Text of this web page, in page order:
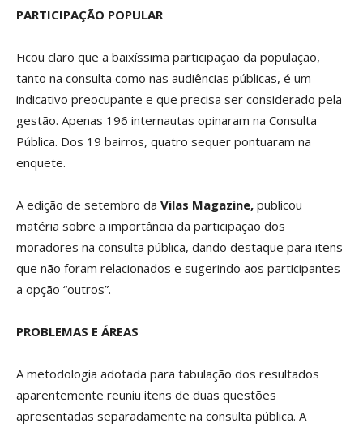
PARTICIPAÇÃO POPULAR
Ficou claro que a baixíssima participação da população,
tanto na consulta como nas audiências públicas, é um
indicativo preocupante e que precisa ser considerado pela
gestão. Apenas 196 internautas opinaram na Consulta
Pública. Dos 19 bairros, quatro sequer pontuaram na
enquete.
A edição de setembro da Vilas Magazine, publicou
matéria sobre a importância da participação dos
moradores na consulta pública, dando destaque para itens
que não foram relacionados e sugerindo aos participantes
a opção “outros”.
PROBLEMAS E ÁREAS
A metodologia adotada para tabulação dos resultados
aparentemente reuniu itens de duas questões
apresentadas separadamente na consulta pública. A